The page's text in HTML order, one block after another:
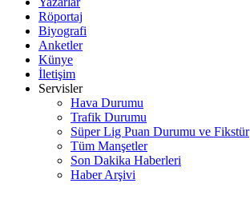
Röportaj
Biyografi
Anketler
Künye
İletişim
Servisler
Hava Durumu
Trafik Durumu
Süper Lig Puan Durumu ve Fikstür
Tüm Manşetler
Son Dakika Haberleri
Haber Arşivi